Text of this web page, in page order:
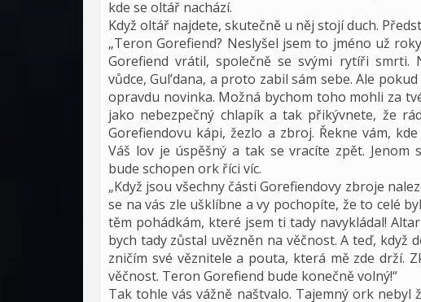
kde se oltář nachází.
Když oltář najdete, skutečně u něj stojí duch.
„Teron Gorefiend? Neslyšel jsem to jméno už
Gorefiend vrátil, společně se svými rytíři smrti.
vůdce, Gul’dana, a proto zabil sám sebe. Ale
opravdu novinka. Možná bychom toho mohli za
jako nebezpečný chlapík a tak přikývnete, že
Gorefiendovu kápi, žezlo a zbroj. Řekne vám,
Váš lov je úspěšný a tak se vracíte zpět. Jenom
bude schopen ork říci víc.
„Když jsou všechny části Gorefiendovy zbroje
se na vás zle ušklíbne a vy pochopíte, že to celé
těm pohádkám, které jsem ti tady navykládal!
bych tady zůstal uvězněn na věčnost. A teď, když
zničím své věznitele a pouta, která mě zde drží.
věčnost. Teron Gorefiend bude konečně volný!“
Tak tohle vás vážně naštvalo. Tajemný ork nebyl